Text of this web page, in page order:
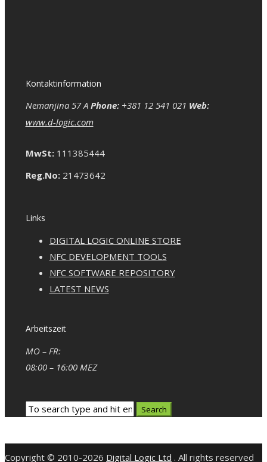
Kontaktinformation
Nemanjina 57 A Phone:+381 12 541 021 Web:
www.d-logic.com
MwSt:111385444
Reg.No:21473642
Links
DIGITAL LOGIC ONLINE STORE
NFC DEVELOPMENT TOOLS
NFC SOFTWARE REPOSITORY
LATEST NEWS
Arbeitszeit
MO – FR:
08:00 – 16:00 MEZ
Copyright © 2010-2026 Digital Logic Ltd . All rights reserved